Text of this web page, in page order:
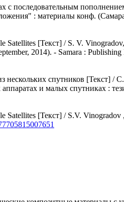
последовательным
: материалы конф.
[Текст] / S. V.
2014). - Samara :
спутников [Текст] /
и малых спутниках :
[Текст] / S.V. Vinogradov